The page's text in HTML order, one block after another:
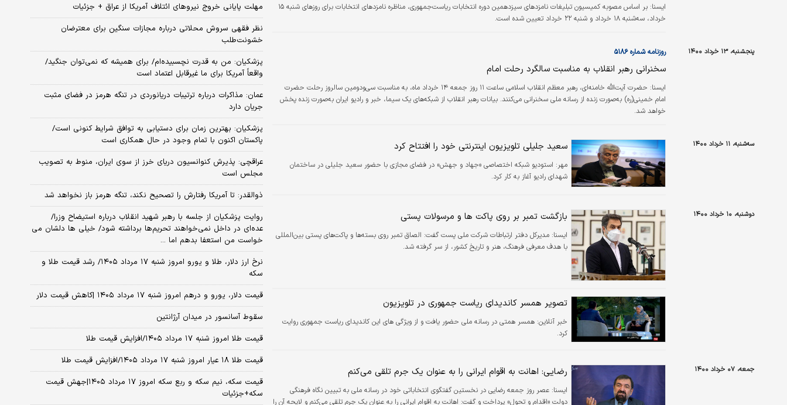
ايسنا:
بر اساس مصوبه کمیسیون تبلیغات نامزدهای سیزدهمین دوره انتخابات ریاست‌جمهوری، مناظره نامزدهای انتخابات برای روزهای شنبه ۱۵
خرداد، سه‌شنبه ۱۸ خرداد و شنبه ۲۲ خرداد تعیین شده است.
پنجشنبه، ۱۳ خرداد ۱۴۰۰ روزنامه شماره ۵۱۸۶
سخنرانی رهبر انقلاب به مناسبت سالگرد رحلت امام
ایسنا:
حضرت آیت‌الله خامنه‌ای، رهبر معظم انقلاب اسلامی ساعت ۱۱ روز جمعه ۱۴ خرداد ماه، به‌ مناسبت سی‌ودومین سالروز رحلت حضرت
امام خمینی(ره) به‌صورت زنده از رسانه ملی سخنرانی می‌کنند. بیانات رهبر انقلاب از شبکه‌های یک سیما، خبر و رادیو ایران به‌صورت زنده پخش
خواهد شد.
سه‌شنبه، ۱۱ خرداد ۱۴۰۰ سعید جلیلی تلویزیون اینترنتی خود را افتتاح کرد
مهر: استودیو شبکه اختصاصی «جهاد و جهش» در فضای مجازی با حضور سعید جلیلی در ساختمان
شهدای رادیو آغاز به کار کرد.
دوشنبه، ۱۰ خرداد ۱۴۰۰ بازگشت تمبر بر روی پاکت ها و مرسولات پستی
ايسنا: مدیرکل دفتر ارتباطات شرکت ملی پست گفت: الصاق تمبر روی بسته‌ها و پاکت‌های پستی بین‌المللی
با هدف معرفی فرهنگ، هنر و تاریخ کشور،‌ از سر گرفته شد.
تصویر همسر کاندیدای ریاست جمهوری در تلویزیون
خبر آنلاین: همسر همتی در رسانه ملی حضور یافت و از ویژگی های این کاندیدای ریاست جمهوری روایت
کرد.
جمعه، ۰۷ خرداد ۱۴۰۰ رضایی: اهانت به اقوام ایرانی را به عنوان یک جرم تلقی می‌کنم
ايسنا: عصر روز جمعه رضایی در نخستین گفتگوی انتخاباتی خود در رسانه ملی به تبیین نگاه فرهنگی
دولت «اقدام و تحول» پرداخت و گفت: اهانت به اقوام ایرانی را به عنوان یک جرم تلقی می‌کنم و لایحه آن را
مهلت پایانی خروج نیروهای ائتلاف آمریکا از عراق + جزئیات
نظر فقهی سروش محلاتی درباره مجازات سنگین برای معترضان
خشونت‌طلب
پزشکیان: من به قدرت نچسبیده‌ام/ برای همیشه که نمی‌توان جنگید/
واقعاً آمریکا برای ما غیرقابل اعتماد است
عمان: مذاکرات درباره ترتیبات دریانوردی در تنگه هرمز در فضای مثبت
جریان دارد
پزشکیان‌: بهترین زمان برای دستیابی به توافق شرایط کنونی است/
پاکستان اکنون با تمام وجود در حال همکاری است
عراقچی: پذیرش کنوانسیون دریای خرز از سوی ایران، منوط به تصویب
مجلس است
ذوالقدر: تا آمریکا رفتارش را تصحیح نکند، تنگه هرمز باز نخواهد شد
روایت پزشکیان از جلسه با رهبر شهید انقلاب درباره استیضاح وزرا/
عده‌ای در داخل نمی‌خواهند تحریم‌ها برداشته شود/ خیلی ها دلشان می
خواست من استعفا بدهم اما ...
نرخ ارز دلار، طلا و یورو امروز شنبه ۱۷ مرداد ۱۴۰۵/ رشد قیمت طلا و
سکه
قیمت دلار، یورو و درهم امروز شنبه ۱۷ مرداد ۱۴۰۵ |کاهش قیمت دلار
سقوط آسانسور در میدان آرژانتین
قیمت طلا امروز شنبه ۱۷ مرداد ۱۴۰۵/افزایش قیمت طلا
قیمت طلا ۱۸ عیار امروز شنبه ۱۷ مرداد ۱۴۰۵/افزایش قیمت طلا
قیمت سکه، نیم سکه و ربع سکه امروز ۱۷ مرداد ۱۴۰۵|جهش قیمت
سکه+جزئیات